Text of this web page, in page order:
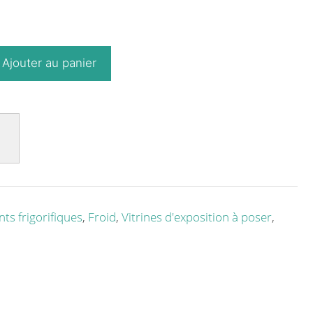
Ajouter au panier
frigorifiques, Froid, Vitrines d'exposition à poser,